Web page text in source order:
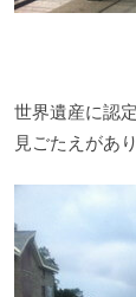
世界遺産に認
見ごたえがあ